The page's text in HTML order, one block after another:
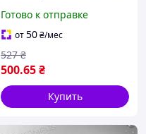
Готово к отправке
от50₴/мес
500.65₴
527 ₴
Купить